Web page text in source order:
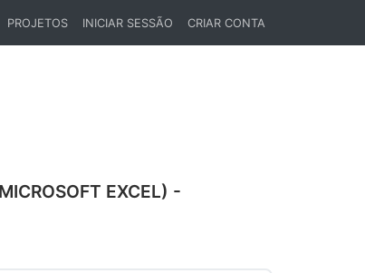
PROJETOS INICIAR SESSÃO CRIAR CONTA
EXCEL) -